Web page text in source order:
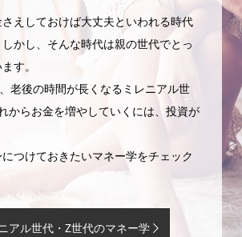
えしておけば大丈夫といわれる時代
かし、そんな時代は親の世代でとっ
す。
老後の時間が長くなるミレニアル世
からお金を増やしていくには、投資が
つけておきたいマネー学をチェック
アル世代・Z世代のマネー学